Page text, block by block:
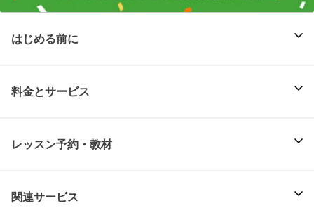
はじめる前に
料金とサービス
レッスン予約・教材
関連サービス